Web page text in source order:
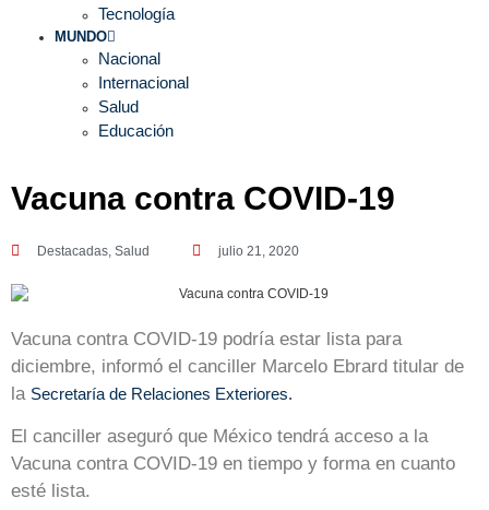
Tecnología
MUNDO
Nacional
Internacional
Salud
Educación
Vacuna contra COVID-19
Destacadas, Salud julio 21, 2020
Vacuna contra COVID-19 podría estar lista para
diciembre, informó el canciller Marcelo Ebrard titular de
la Secretaría de Relaciones Exteriores.
El canciller aseguró que México tendrá acceso a la
Vacuna contra COVID-19 en tiempo y forma en cuanto
esté lista.